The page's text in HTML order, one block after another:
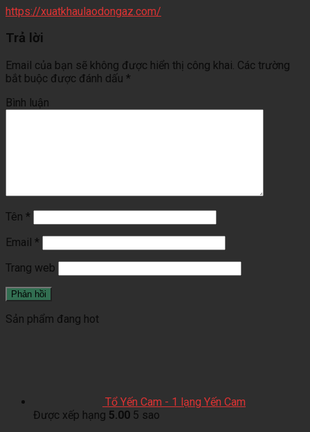
https://xuatkhaulaodongaz.com/
Trả lời
Email của bạn sẽ không được hiển thị công khai. Các trường
bắt buộc được đánh dấu *
Bình luận
Tên *
Email *
Trang web
Sản phẩm đang hot
Tổ Yến Cam - 1 lạng Yến Cam
Được xếp hạng 5.00 5 sao